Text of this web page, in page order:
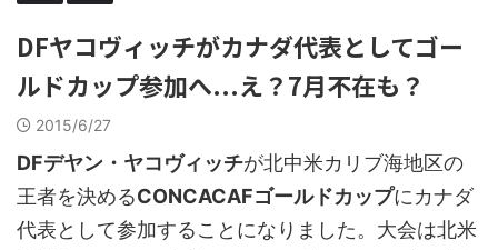
DFヤコヴィッチがカナダ代表としてゴー
ルドカップ参加へ...え？7月不在も？
2015/6/27
DFデヤン・ヤコヴィッチが北中米カリブ海地区の
王者を決めるCONCACAFゴールドカップにカナダ
代表として参加することになりました。大会は北米